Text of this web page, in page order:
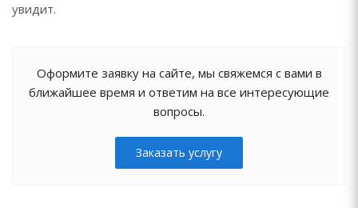
увидит.
Оформите заявку на сайте, мы свяжемся с вами в
ближайшее время и ответим на все интересующие
вопросы.
Заказать услугу